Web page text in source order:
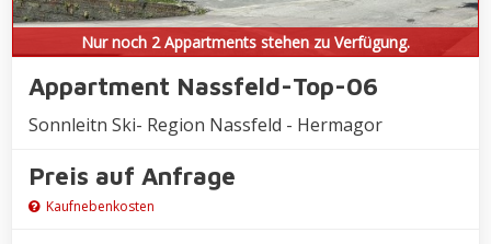
Nur noch 2 Appartments stehen zu Verfügung.
Appartment Nassfeld-Top-06
Sonnleitn Ski- Region Nassfeld - Hermagor
Preis auf Anfrage
Kaufnebenkosten